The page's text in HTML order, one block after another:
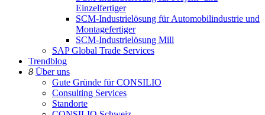
Einzelfertiger
SCM-Industrielösung für Automobilindustrie und
Montagefertiger
SCM-Industrielösung Mill
SAP Global Trade Services
Trendblog
8 Über uns
Gute Gründe für CONSILIO
Consulting Services
Standorte